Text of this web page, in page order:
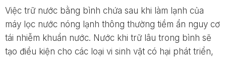
Việc trữ nước bằng bình chứa sau khi làm lạnh của
máy lọc nước nóng lạnh thông thường tiềm ẩn nguy cơ
tái nhiễm khuẩn nước. Nước khi trữ lâu trong bình sẽ
tạo điều kiện cho các loại vi sinh vật có hại phát triển,